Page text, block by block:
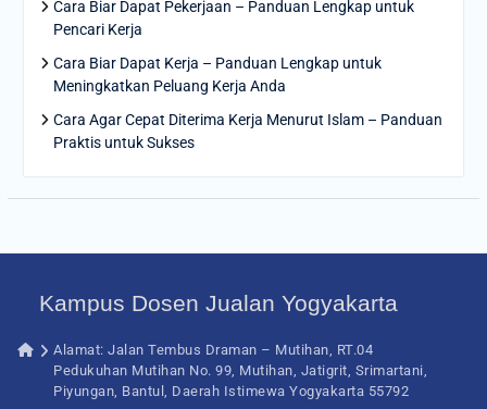
Cara Biar Dapat Pekerjaan – Panduan Lengkap untuk
Pencari Kerja
Cara Biar Dapat Kerja – Panduan Lengkap untuk
Meningkatkan Peluang Kerja Anda
Cara Agar Cepat Diterima Kerja Menurut Islam – Panduan
Praktis untuk Sukses
Kampus Dosen Jualan Yogyakarta
Alamat: Jalan Tembus Draman – Mutihan, RT.04
Pedukuhan Mutihan No. 99, Mutihan, Jatigrit, Srimartani,
Piyungan, Bantul, Daerah Istimewa Yogyakarta 55792